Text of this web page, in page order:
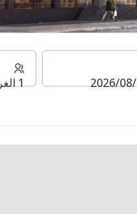
1 الغرفة (الغرف) ⋅ 1 بالغ